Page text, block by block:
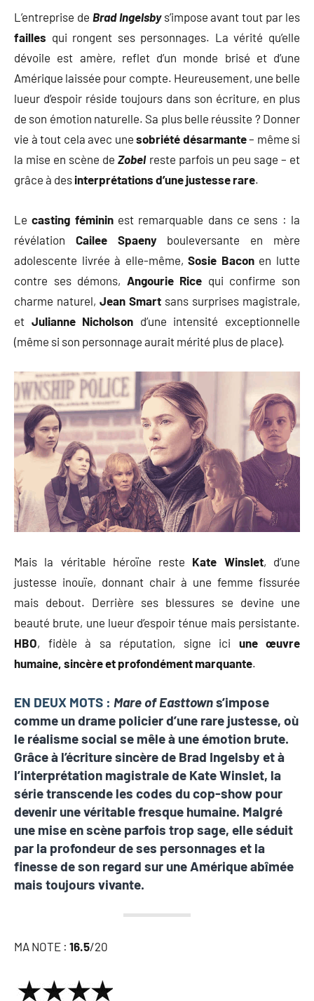
L’entreprise de Brad Ingelsbys’impose avant tout par les
failles qui rongent ses personnages. La vérité qu’elle
dévoile est amère, reflet d’un monde brisé et d’une
Amérique laissée pour compte. Heureusement, une belle
lueur d’espoir réside toujours dans son écriture, en plus
de son émotion naturelle. Sa plus belle réussite ? Donner
vie à tout cela avec une sobriété désarmante– même si
la mise en scène deZobel reste parfois un peu sage – et
grâce à des interprétations d’une justesse rare.
Lecasting fémininest remarquable dans ce sens : la
révélation Cailee Spaeny
bouleversante en mère
adolescente livrée à elle-même,Sosie Baconen lutte
contre ses démons, Angourie Rice qui confirme son
charme naturel, Jean Smart sans surprises magistrale,
et Julianne Nicholson d’une intensité exceptionnelle
(même si son personnage aurait mérité plus de place).
Mais la véritable héroïne reste Kate Winslet, d’une
justesse inouïe, donnant chair à une femme fissurée
mais debout. Derrière ses blessures se devine une
beauté brute, une lueur d’espoir ténue mais persistante.
HBO, fidèle à sa réputation, signe ici une œuvre
humaine, sincère et profondément marquante.
EN DEUX MOTS : Mare of Easttowns’impose
comme un drame policier d’une rare justesse, où
le réalisme social se mêle à une émotion brute.
Grâce à l’écriture sincère de Brad Ingelsby et à
l’interprétation magistrale de Kate Winslet, la
série transcende les codes du cop-show pour
devenir une véritable fresque humaine. Malgré
une mise en scène parfois trop sage, elle séduit
par la profondeur de ses personnages et la
finesse de son regard sur une Amérique abîmée
mais toujours vivante.
MA NOTE : 16.5/20